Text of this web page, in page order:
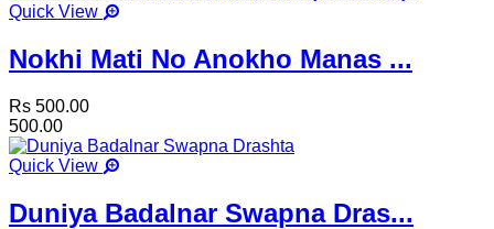
Quick View
Nokhi Mati No Anokho Manas ...
Rs 500.00
500.00
Quick View
Duniya Badalnar Swapna Dras...